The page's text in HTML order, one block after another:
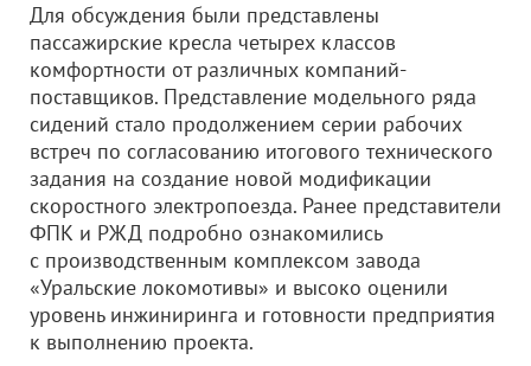
Для обсуждения были представлены
пассажирские кресла четырех классов
комфортности от различных компаний-
поставщиков. Представление модельного ряда
сидений стало продолжением серии рабочих
встреч по согласованию итогового технического
задания на создание новой модификации
скоростного электропоезда. Ранее представители
ФПК и РЖД подробно ознакомились
с производственным комплексом завода
«Уральские локомотивы» и высоко оценили
уровень инжиниринга и готовности предприятия
к выполнению проекта.